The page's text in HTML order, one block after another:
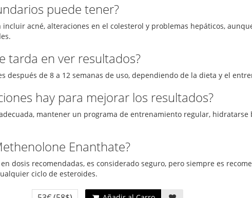
puede tener?
acné, alteraciones en el colesterol y problemas hepáticos,
tarda en ver resultados?
después de 8 a 12 semanas de uso, dependiendo de la dieta y el
hay para mejorar los resultados?
mantener un programa de entrenamiento regular, hidratarse
Enanthate?
dosis recomendadas, es considerado seguro, pero siempre es
ciclo de esteroides.